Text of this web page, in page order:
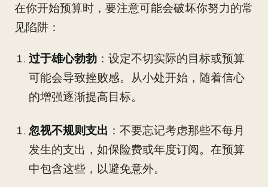
在你开始预算时，要注意可能会破坏你努力的常
见陷阱：
过于雄心勃勃 ：设定不切实际的目标或预算
可能会导致挫败感。从小处开始，随着信心
的增强逐渐提高目标。
忽视不规则支出 ：不要忘记考虑那些不每月
发生的支出，如保险费或年度订阅。在预算
中包含这些，以避免意外。